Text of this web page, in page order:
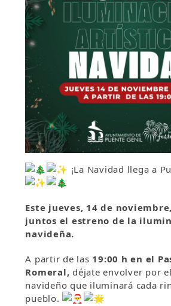
¡La Navidad llega a
Este jueves, 14 de
juntos el estreno de la
navideña.
A partir de las 19:00 h en el
Romeral, déjate envolver por
navideño que iluminará cada
pueblo.